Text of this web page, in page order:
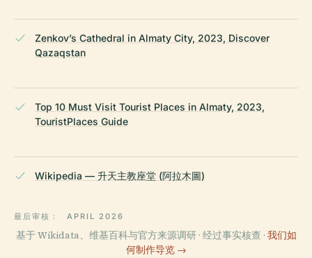
Zenkov’s Cathedral in Almaty City, 2023, Discover
Qazaqstan
Top 10 Must Visit Tourist Places in Almaty, 2023,
TouristPlaces Guide
Wikipedia — 升天主教座堂 (阿拉木圖)
最后审核： APRIL 2026
基于 Wikidata、维基百科与官方来源调研 · 经过事实核查 · 我们如
何制作导览 →